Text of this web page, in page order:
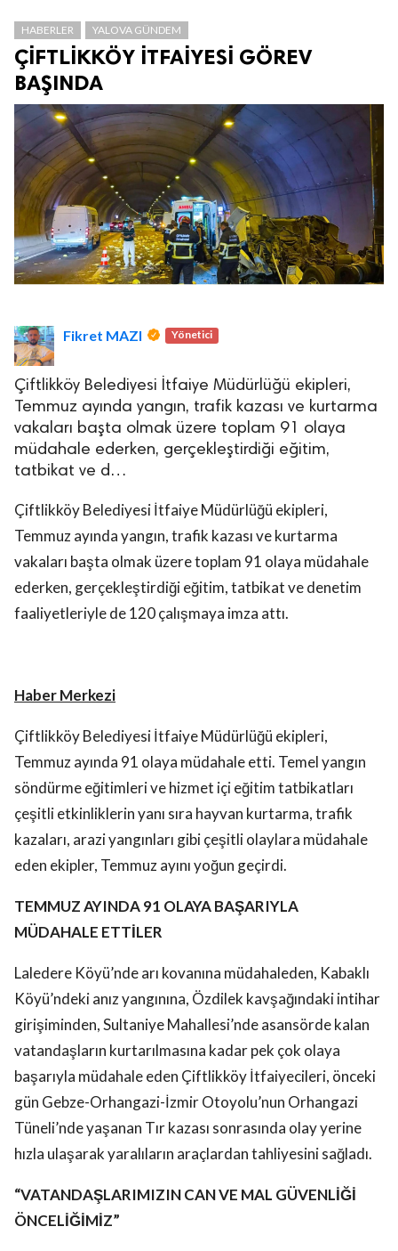
HABERLER YALOVA GÜNDEM
ÇİFTLİKKÖY İTFAİYESİ GÖREV
BAŞINDA
Fikret MAZI Yönetici
Çiftlikköy Belediyesi İtfaiye Müdürlüğü ekipleri,
Temmuz ayında yangın, trafik kazası ve kurtarma
vakaları başta olmak üzere toplam 91 olaya
müdahale ederken, gerçekleştirdiği eğitim,
tatbikat ve d…
Çiftlikköy Belediyesi İtfaiye Müdürlüğü ekipleri,
Temmuz ayında yangın, trafik kazası ve kurtarma
vakaları başta olmak üzere toplam 91 olaya müdahale
ederken, gerçekleştirdiği eğitim, tatbikat ve denetim
faaliyetleriyle de 120 çalışmaya imza attı.
Haber Merkezi
Çiftlikköy Belediyesi İtfaiye Müdürlüğü ekipleri,
Temmuz ayında 91 olaya müdahale etti. Temel yangın
söndürme eğitimleri ve hizmet içi eğitim tatbikatları
çeşitli etkinliklerin yanı sıra hayvan kurtarma, trafik
kazaları, arazi yangınları gibi çeşitli olaylara müdahale
eden ekipler, Temmuz ayını yoğun geçirdi.
TEMMUZ AYINDA 91 OLAYA BAŞARIYLA
MÜDAHALE ETTİLER
Laledere Köyü’nde arı kovanına müdahaleden, Kabaklı
Köyü’ndeki anız yangınına, Özdilek kavşağındaki intihar
girişiminden, Sultaniye Mahallesi’nde asansörde kalan
vatandaşların kurtarılmasına kadar pek çok olaya
başarıyla müdahale eden Çiftlikköy İtfaiyecileri, önceki
gün Gebze-Orhangazi-İzmir Otoyolu’nun Orhangazi
Tüneli’nde yaşanan Tır kazası sonrasında olay yerine
hızla ulaşarak yaralıların araçlardan tahliyesini sağladı.
“VATANDAŞLARIMIZIN CAN VE MAL GÜVENLİĞİ
ÖNCELİĞİMİZ”